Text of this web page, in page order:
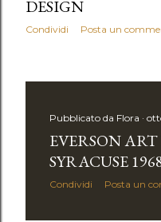
DESIGN
Condividi Posta un
Pubblicato da Flora
EVERSON
SYRACUSE
Condividi Posta un